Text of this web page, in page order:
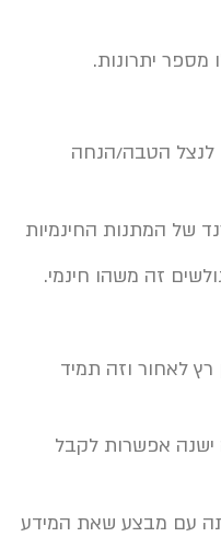
מספר יתרונות.
לנצל הטבה/הנחה
של המתנות החינמיות
זה משהו חינמי.
רץ לאחור וזה תמיד
ישנה אפשרות לקבל
עם מבצע שאת המידע